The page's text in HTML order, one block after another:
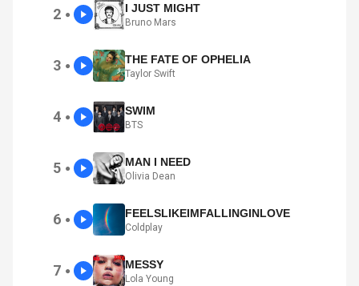
2 ● I JUST MIGHT
Bruno Mars
3 ● THE FATE OF OPHELIA
Taylor Swift
4 ● SWIM
BTS
5 ● MAN I NEED
Olivia Dean
6 ● FEELSLIKEIMFALLINGINLOVE
Coldplay
7 ● MESSY
Lola Young